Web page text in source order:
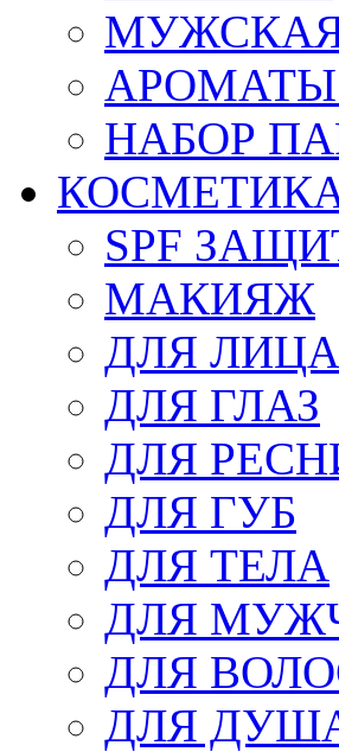
НАБОР
SPF
МАКИЯЖ
ДЛЯ ЛИЦА
ДЛЯ ГЛАЗ
ДЛЯ
ДЛЯ ГУБ
ДЛЯ ТЕЛА
ДЛЯ
ДЛЯ
ДЛЯ